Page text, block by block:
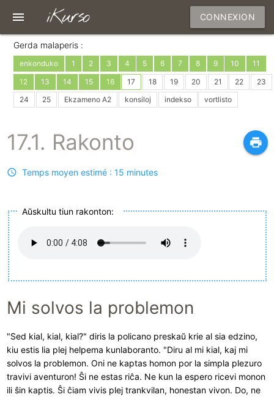
iKurso
menu CONNEXION
Gerda malaperis :
enkonduko 1 2 3 4 5 6 7 8 9 10
11
12
13 14 15 16 17 18 19 20 21 22
23
24
25 Ekzameno A2 konsiloj indekso vortlisto
print
17.1. Rakonto
Temps moyen estimé : 15 minutes
Aŭskultu tiun rakonton:
Mi solvos la problemon
"Sed kial, kial, kial?" diris la policano preskaŭ krie al sia edzino,
kiu estis lia plej helpema kunlaboranto. "Diru al mi kial, kaj mi
solvos la problemon. Oni ne kaptas homon por la simpla plezuro
travivi aventuron! Ŝi ne estas riĉa. Ne kun la espero ricevi monon
ili ŝin kaptis. Ŝi ĉiam vivis plej trankvilan, honestan vivon. Do, ne